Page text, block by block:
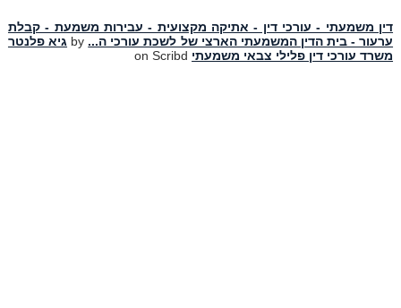
דין משמעתי - עורכי דין - אתיקה מקצועית - עבירות משמעת - קבלת
ערעור - בית הדין המשמעתי הארצי של לשכת עורכי ה...
גיא פלנטר
משרד עורכי דין פלילי צבאי משמעתי